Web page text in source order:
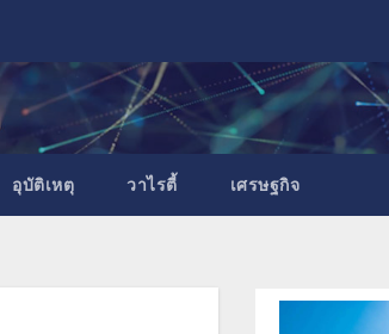
อุบัติเหตุ วาไรตี้ เศรษฐกิจ